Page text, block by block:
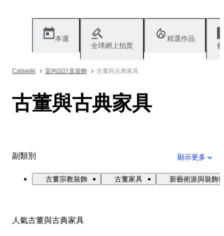
本週
全球網上拍賣
精選作品
Catawiki 室內設計及裝飾 古董與古典家具
古董與古典家具
副類別 顯示更多
古董宗教裝飾 古董家具 新藝術派與裝飾
人氣古董與古典家具